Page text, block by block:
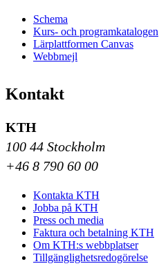
Schema
Kurs- och programkatalogen
Lärplattformen Canvas
Webbmejl
Kontakt
KTH
100 44 Stockholm
+46 8 790 60 00
Kontakta KTH
Jobba på KTH
Press och media
Faktura och betalning KTH
Om KTH:s webbplatser
Tillgänglighetsredogörelse